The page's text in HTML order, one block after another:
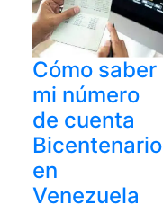
Cómo saber
mi número
de cuenta
Bicentenario
en
Venezuela